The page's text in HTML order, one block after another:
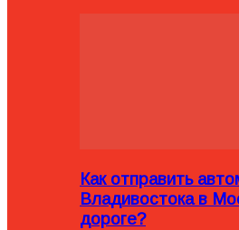
Как отправить
Владивостока в
дороге?